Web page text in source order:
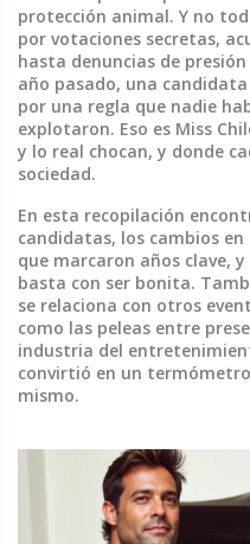
protección animal. Y no
por votaciones secretas,
hasta denuncias de
año pasado, una
por una regla que nadie
explotaron. Eso es Miss
y lo real chocan, y donde
sociedad.
En esta recopilación
candidatas, los cambios
que marcaron años clave,
basta con ser bonita.
se relaciona con otros
como las peleas entre
industria del
convirtió en un
mismo.